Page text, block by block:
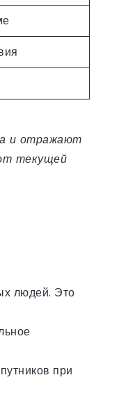
и отражают
текущей
людей. Это
при